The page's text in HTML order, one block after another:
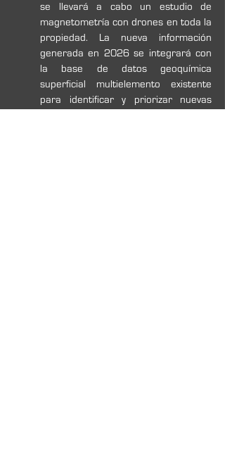
se llevará a cabo un estudio de
magnetometría con drones en toda la
propiedad. La nueva información
generada en 2026 se integrará con
la base de datos geoquímica
superficial multielemento existente
para identificar y priorizar nuevas